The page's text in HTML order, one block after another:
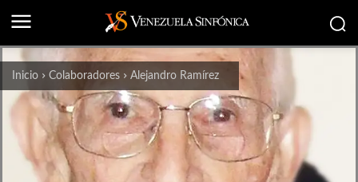
Inicio Colaboradores Alejandro Ramírez